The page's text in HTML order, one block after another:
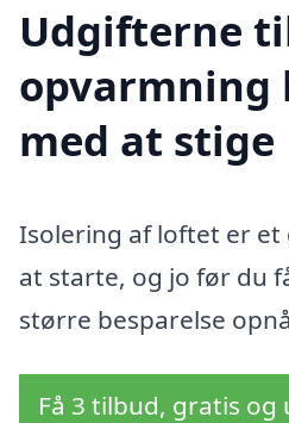
Udgifterne
opvarmning
med at stige
Isolering af loftet er
at starte, og jo før du
større besparelse
Få 3 tilbud, gratis